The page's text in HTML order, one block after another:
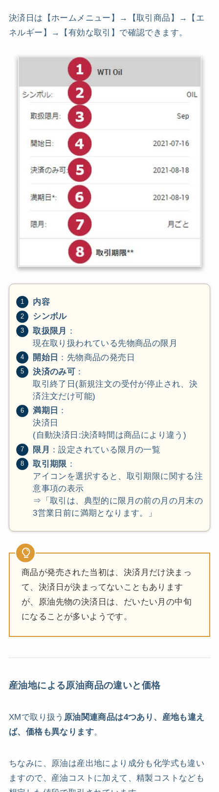
決済日は【ホームメニュー】→【取引商品】→【エ
ネルギー】→【有効な取引】で確認できます。
内容
シンボル
取扱限月
：
現在取り扱われている先物商品の限月
開始日 ：先物商品の発売日
決済のみ可 ：
取引終了日(新規注文の受付が停止され、決
済注文だけ可能)
満期日 ：
決済日
(自動決済日:決済時間は商品により違う)
限月
：設定されている限月の一覧
取引期限 ：
アイコンを選択すると、取引期限に関する注
意事項の表示
⇒「取引は、典型的に限月の前の月の月末の
3営業日前に満期となります。」
商品が発売された当初は、決済月だけ決まっ
て、決済日が決まってないこともあります
が、原油先物の決済日は、だいたい月の中旬
になることが多いようです。
産油地による原油商品の違いと価格
XMで取り扱う 原油関連商品は4つあり、産地も違え
ば、価格も異なります。
ちなみに、原油は産出地により成分も化学式も違い
ますので、産油コストに加えて、精製コストなども